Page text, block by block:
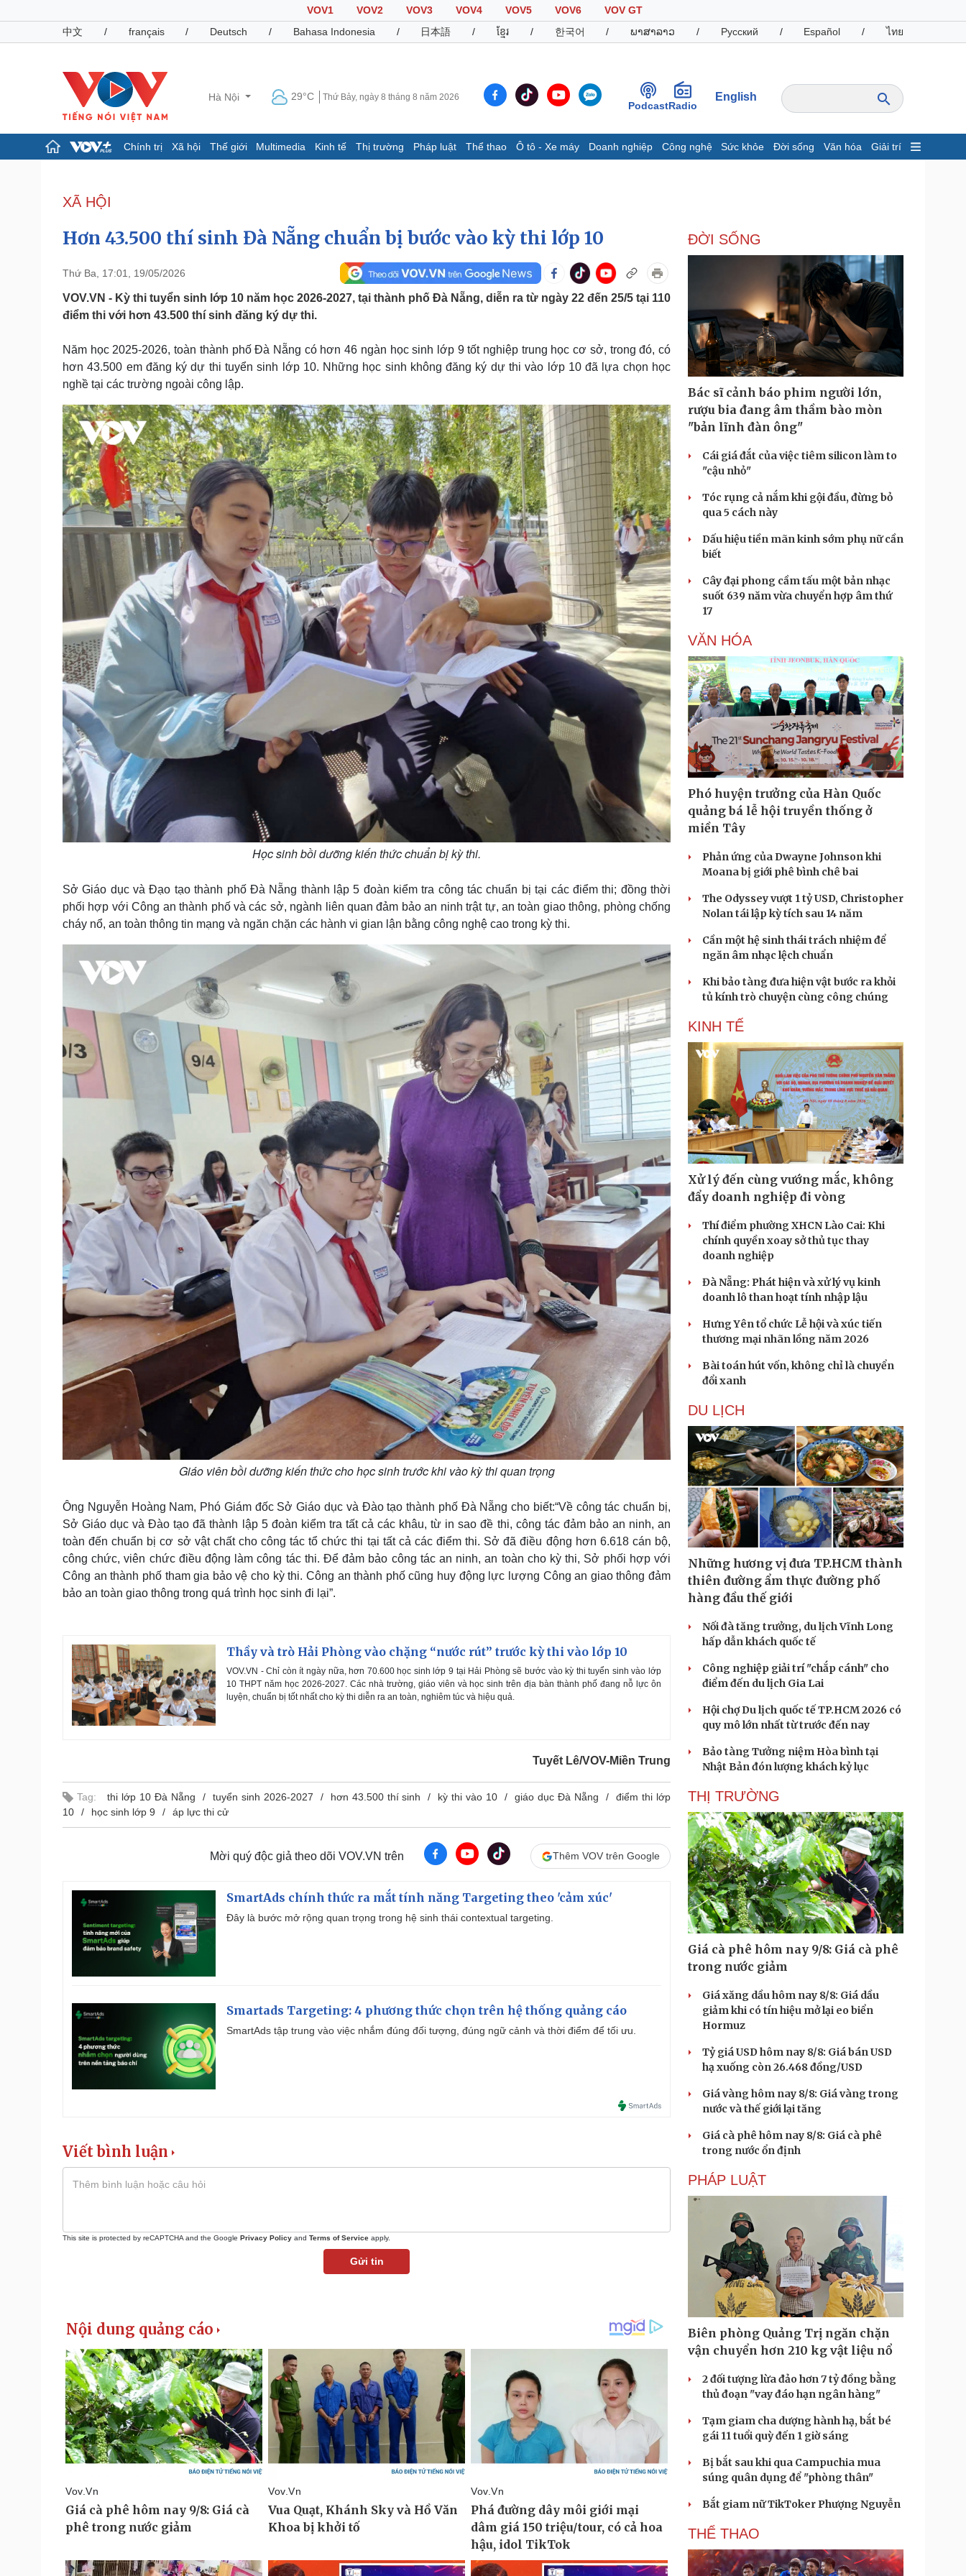
VOV1 VOV2 VOV3 VOV4 VOV5 VOV6
VOV GT
中文
/ français / Deutsch / Bahasa Indonesia / 日本語 / ខ្មែរ / 한국어 / ພາສາລາວ / Русский / Español / ไทย
Hà Nội 29°C Thứ Bảy, ngày 8 tháng 8 năm 2026
PodcastRadio
English
Chính trị Xã hội Thế giới Multimedia Kinh tế Thị trường Pháp luật Thể thao Ô tô - Xe máy Doanh nghiệp Công nghệ Sức khỏe Đời sống Văn hóa Giải trí
Đảng
Tổ chức nhân sự
Nhận diện sự thật
Dấu ấn VOV
Hồ sơ
Infographic
Giá cà phê
Pháp luật
Vụ án
Tư vấn luật
Quân sự - Quốc phòng
Vũ khí
Phân tích
Thể thao
Thế giới thể thao
eSports
Hậu trường
Ô tô - Xe máy
Tư vấn
Doanh nghiệp
Thông tin doanh nghiệp
Doanh nghiệp 24h
Doanh nhân
Vì cộng đồng
Công nghệ
Sành điệu
Tin Công nghệ
Trải nghiệm
Chuyển đổi số
Dinh dưỡng - món ngon
Cây thuốc
Sản phụ khoa
Nhi khoa
Nam khoa
Làm đẹp - giảm cân
Phòng mạch online
Ăn sạch sống khỏe
Nhà đẹp
Blog
Tình yêu - Gia đình
Sân khấu - Điện ảnh
Văn học
Âm nhạc
Di sản
Nghệ sĩ
Thời trang
Sao Việt
Tư vấn
Săn Tour
check-in
Podcast
Đọc truyện đêm khuya
Cửa sổ tình yêu
Kể chuyện cho bé
Cải chính
XÃ HỘI
Hơn 43.500 thí sinh Đà Nẵng chuẩn bị bước vào kỳ thi lớp 10
Thứ Ba, 17:01, 19/05/2026
VOV.VN - Kỳ thi tuyển sinh lớp 10 năm học 2026-2027, tại thành phố Đà Nẵng, diễn ra từ ngày 22 đến 25/5 tại 110
điểm thi với hơn 43.500 thí sinh đăng ký dự thi.
Năm học 2025-2026, toàn thành phố Đà Nẵng có hơn 46 ngàn học sinh lớp 9 tốt nghiệp trung học cơ sở, trong đó, có
hơn 43.500 em đăng ký dự thi tuyển sinh lớp 10. Những học sinh không đăng ký dự thi vào lớp 10 đã lựa chọn học
nghề tại các trường ngoài công lập.
Học sinh bồi dưỡng kiến thức chuẩn bị kỳ thi.
Sở Giáo dục và Đạo tạo thành phố Đà Nẵng thành lập 5 đoàn kiểm tra công tác chuẩn bị tại các điểm thi; đồng thời
phối hợp với Công an thành phố và các sở, ngành liên quan đảm bảo an ninh trật tự, an toàn giao thông, phòng chống
cháy nổ, an toàn thông tin mạng và ngăn chặn các hành vi gian lận bằng công nghệ cao trong kỳ thi.
Giáo viên bồi dưỡng kiến thức cho học sinh trước khi vào kỳ thi quan trọng
Ông Nguyễn Hoàng Nam, Phó Giám đốc Sở Giáo dục và Đào tạo thành phố Đà Nẵng cho biết:“Về công tác chuẩn bị,
Sở Giáo dục và Đào tạo đã thành lập 5 đoàn kiểm tra tất cả các khâu, từ in sao đề thi, công tác đảm bảo an ninh, an
toàn đến chuẩn bị cơ sở vật chất cho công tác tổ chức thi tại tất cả các điểm thi. Sở đã điều động hơn 6.618 cán bộ,
công chức, viên chức điều động làm công tác thi. Để đảm bảo công tác an ninh, an toàn cho kỳ thi, Sở phối hợp với
Công an thành phố tham gia bảo vệ cho kỳ thi. Công an thành phố cũng huy động lực lượng Công an giao thông đảm
bảo an toàn giao thông trong quá trình học sinh đi lại”.
Thầy và trò Hải Phòng vào chặng “nước rút” trước kỳ thi vào lớp 10
VOV.VN - Chỉ còn ít ngày nữa, hơn 70.600 học sinh lớp 9 tại Hải Phòng sẽ bước vào kỳ thi tuyển sinh vào lớp
10 THPT năm học 2026-2027. Các nhà trường, giáo viên và học sinh trên địa bàn thành phố đang nỗ lực ôn
luyện, chuẩn bị tốt nhất cho kỳ thi diễn ra an toàn, nghiêm túc và hiệu quả.
Tuyết Lê/VOV-Miền Trung
Tag: thi lớp 10 Đà Nẵng tuyển sinh 2026-2027 hơn 43.500 thí sinh kỳ thi vào 10 giáo dục Đà Nẵng
điểm thi lớp
10
học sinh lớp 9 áp lực thi cử
Mời quý độc giả theo dõi VOV.VN trên Thêm VOV trên Google
SmartAds chính thức ra mắt tính năng Targeting theo 'cảm xúc'
Đây là bước mở rộng quan trọng trong hệ sinh thái contextual targeting.
Smartads Targeting: 4 phương thức chọn trên hệ thống quảng cáo
SmartAds tập trung vào việc nhắm đúng đối tượng, đúng ngữ cảnh và thời điểm để tối ưu.
Viết bình luận
This site is protected by reCAPTCHA and the Google Privacy Policy and Terms of Service apply.
Gửi tin
ĐỜI SỐNG
Bác sĩ cảnh báo phim người lớn,
rượu bia đang âm thầm bào mòn
"bản lĩnh đàn ông"
Cái giá đắt của việc tiêm silicon làm to
"cậu nhỏ"
Tóc rụng cả nắm khi gội đầu, đừng bỏ
qua 5 cách này
Dấu hiệu tiền mãn kinh sớm phụ nữ cần
biết
Cây đại phong cầm tấu một bản nhạc
suốt 639 năm vừa chuyển hợp âm thứ
17
VĂN HÓA
Phó huyện trưởng của Hàn Quốc
quảng bá lễ hội truyền thống ở
miền Tây
Phản ứng của Dwayne Johnson khi
Moana bị giới phê bình chê bai
The Odyssey vượt 1 tỷ USD, Christopher
Nolan tái lập kỳ tích sau 14 năm
Cần một hệ sinh thái trách nhiệm để
ngăn âm nhạc lệch chuẩn
Khi bảo tàng đưa hiện vật bước ra khỏi
tủ kính trò chuyện cùng công chúng
KINH TẾ
Xử lý đến cùng vướng mắc, không
đẩy doanh nghiệp đi vòng
Thí điểm phường XHCN Lào Cai: Khi
chính quyền xoay sở thủ tục thay
doanh nghiệp
Đà Nẵng: Phát hiện và xử lý vụ kinh
doanh lô than hoạt tính nhập lậu
Hưng Yên tổ chức Lễ hội và xúc tiến
thương mại nhãn lồng năm 2026
Bài toán hút vốn, không chỉ là chuyển
đổi xanh
DU LỊCH
Những hương vị đưa TP.HCM thành
thiên đường ẩm thực đường phố
hàng đầu thế giới
Nối đà tăng trưởng, du lịch Vĩnh Long
hấp dẫn khách quốc tế
Công nghiệp giải trí "chắp cánh" cho
điểm đến du lịch Gia Lai
Hội chợ Du lịch quốc tế TP.HCM 2026 có
quy mô lớn nhất từ trước đến nay
Bảo tàng Tưởng niệm Hòa bình tại
Nhật Bản đón lượng khách kỷ lục
THỊ TRƯỜNG
Giá cà phê hôm nay 9/8: Giá cà phê
trong nước giảm
Giá xăng dầu hôm nay 8/8: Giá dầu
giảm khi có tín hiệu mở lại eo biển
Hormuz
Tỷ giá USD hôm nay 8/8: Giá bán USD
hạ xuống còn 26.468 đồng/USD
Giá vàng hôm nay 8/8: Giá vàng trong
nước và thế giới lại tăng
Giá cà phê hôm nay 8/8: Giá cà phê
trong nước ổn định
PHÁP LUẬT
Biên phòng Quảng Trị ngăn chặn
vận chuyển hơn 210 kg vật liệu nổ
2 đối tượng lừa đảo hơn 7 tỷ đồng bằng
thủ đoạn "vay đáo hạn ngân hàng"
Tạm giam cha dượng hành hạ, bắt bé
gái 11 tuổi quỳ đến 1 giờ sáng
Bị bắt sau khi qua Campuchia mua
súng quân dụng để "phòng thân"
Bắt giam nữ TikToker Phượng Nguyễn
THỂ THAO